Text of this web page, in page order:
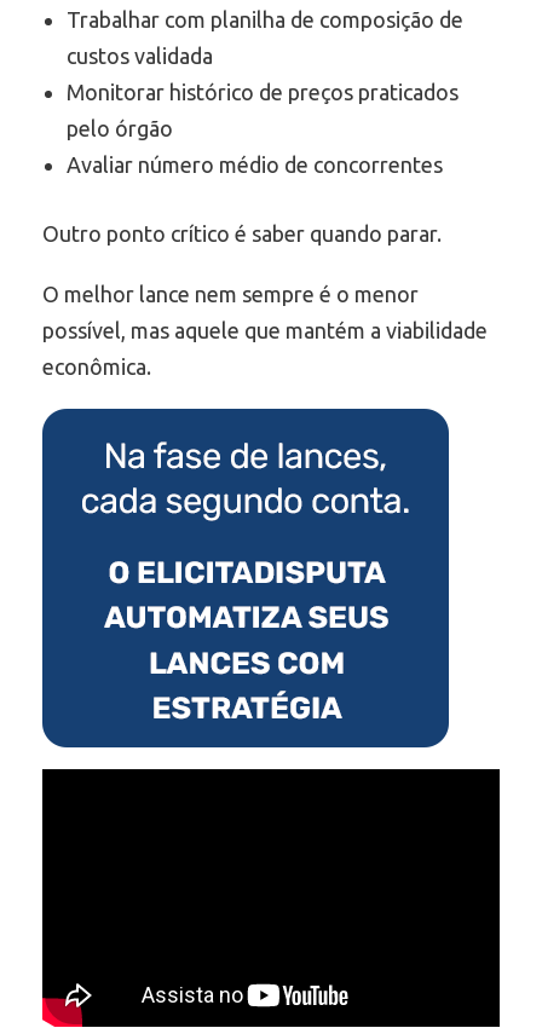
Trabalhar com planilha de composição de
custos validada
Monitorar histórico de preços praticados
pelo órgão
Avaliar número médio de concorrentes
Outro ponto crítico é saber quando parar.
O melhor lance nem sempre é o menor
possível, mas aquele que mantém a viabilidade
econômica.